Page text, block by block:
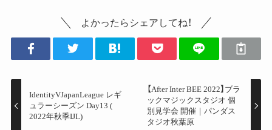
よかったらシェアしてね！
IdentityVJapanLeague レギ
ュラーシーズン Day13 (
2022年秋季IJL)
【After Inter BEE 2022】ブラ
ックマジックスタジオ 個
別見学会 開催｜パンダス
タジオ秋葉原